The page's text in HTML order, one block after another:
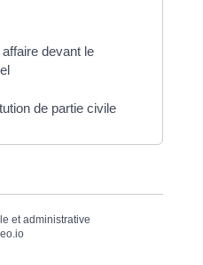
devant le
de partie civile
et administrative